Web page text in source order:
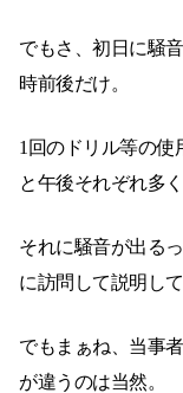
でもさ、初日に騒
時前後だけ。
1回のドリル等の使
と午後それぞれ多
それに騒音が出る
に訪問して説明し
でもまぁね、当事
が違うのは当然。